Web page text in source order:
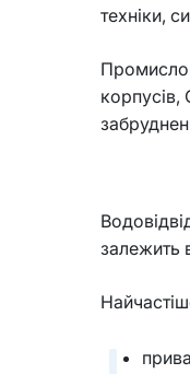
техніки,
корпусів,
залежить